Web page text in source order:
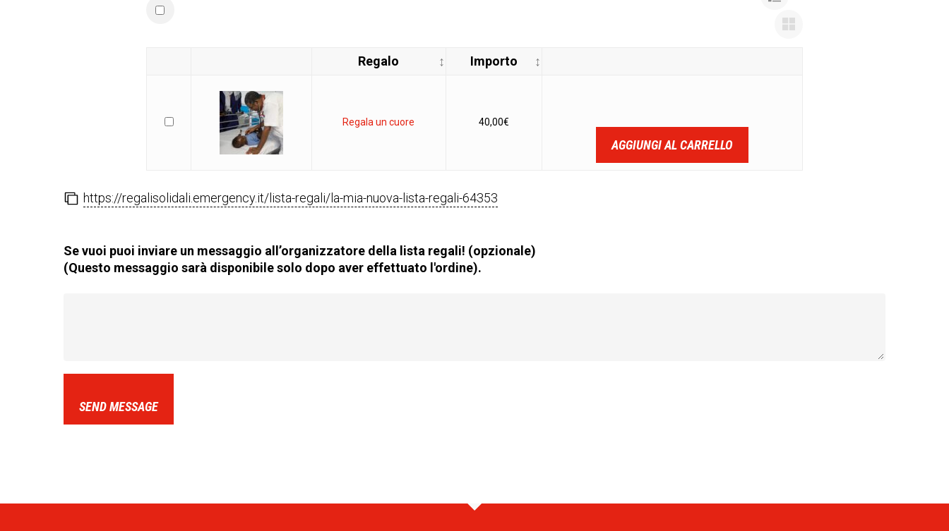
Regalo Importo
Regala un cuore 40,00€
AGGIUNGI AL CARRELLO
https://regalisolidali.emergency.it/lista-regali/la-mia-nuova-lista-regali-64353
Se vuoi puoi inviare un messaggio all’organizzatore della lista regali! (opzionale)
(Questo messaggio sarà disponibile solo dopo aver effettuato l'ordine).
SEND MESSAGE